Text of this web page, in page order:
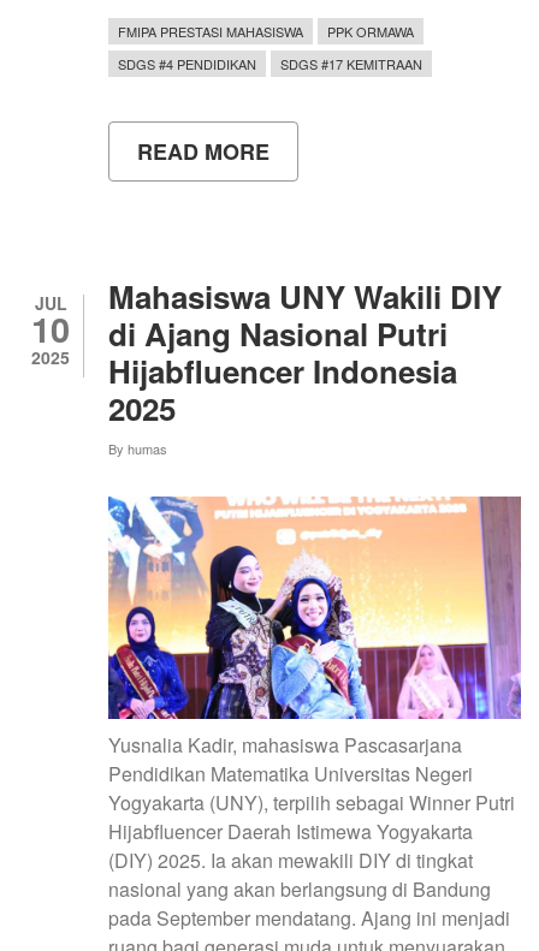
FMIPA PRESTASI MAHASISWA
PPK ORMAWA
SDGS #4 PENDIDIKAN
SDGS #17 KEMITRAAN
READ MORE
PROGRAM
KE
KANCAH
NASIONAL,
TIM
PPK
ORMAWA
TERBAIK
II
ABDIDAYA
ORMAWA
2025
JUL
10
2025
Mahasiswa UNY Wakili DIY
di Ajang Nasional Putri
Hijabfluencer Indonesia
2025
By humas
Yusnalia Kadir, mahasiswa Pascasarjana
Pendidikan Matematika Universitas Negeri
Yogyakarta (UNY), terpilih sebagai Winner Putri
Hijabfluencer Daerah Istimewa Yogyakarta
(DIY) 2025. Ia akan mewakili DIY di tingkat
nasional yang akan berlangsung di Bandung
pada September mendatang. Ajang ini menjadi